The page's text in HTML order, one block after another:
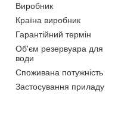
Виробник
Країна виробник
Гарантійний термін
Об'єм резервуара для
води
Споживана потужність
Застосування приладу